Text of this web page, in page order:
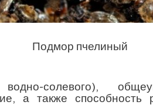
Подмор пчелиный
солевого),
а также способность